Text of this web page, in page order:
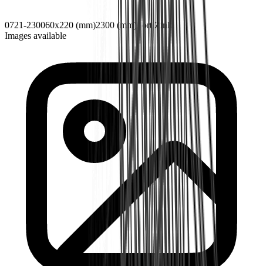
0721-230060x220 (mm)2300 (mm)Sort Zink
Images available